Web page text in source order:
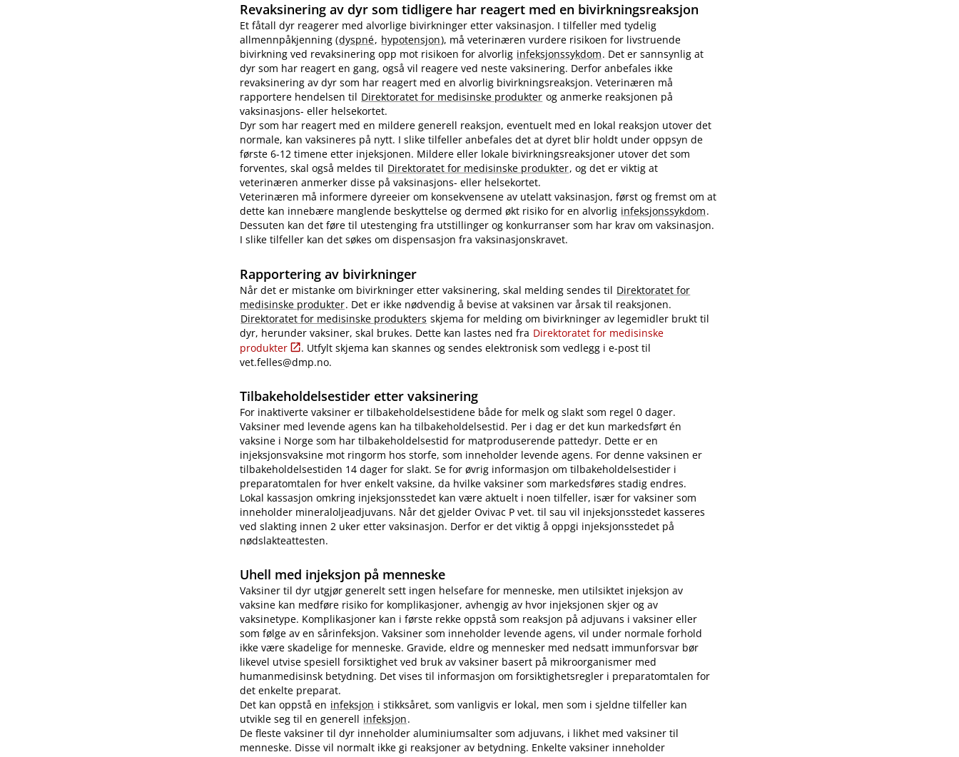
Revaksinering av dyr som tidligere har reagert med en bivirkningsreaksjon
Et fåtall dyr reagerer med alvorlige bivirkninger etter vaksinasjon. I tilfeller med tydelig
allmennpåkjenning (dyspné, hypotensjon), må veterinæren vurdere risikoen for livstruende
bivirkning ved revaksinering opp mot risikoen for alvorlig infeksjonssykdom. Det er sannsynlig at
dyr som har reagert en gang, også vil reagere ved neste vaksinering. Derfor anbefales ikke
revaksinering av dyr som har reagert med en alvorlig bivirkningsreaksjon. Veterinæren må
rapportere hendelsen til Direktoratet for medisinske produkter og anmerke reaksjonen på
vaksinasjons- eller helsekortet.
Dyr som har reagert med en mildere generell reaksjon, eventuelt med en lokal reaksjon utover det
normale, kan vaksineres på nytt. I slike tilfeller anbefales det at dyret blir holdt under oppsyn de
første 6-12 timene etter injeksjonen. Mildere eller lokale bivirkningsreaksjoner utover det som
forventes, skal også meldes til Direktoratet for medisinske produkter, og det er viktig at
veterinæren anmerker disse på vaksinasjons- eller helsekortet.
Veterinæren må informere dyreeier om konsekvensene av utelatt vaksinasjon, først og fremst om at
dette kan innebære manglende beskyttelse og dermed økt risiko for en alvorlig infeksjonssykdom.
Dessuten kan det føre til utestenging fra utstillinger og konkurranser som har krav om vaksinasjon.
I slike tilfeller kan det søkes om dispensasjon fra vaksinasjonskravet.
Rapportering av bivirkninger
Når det er mistanke om bivirkninger etter vaksinering, skal melding sendes til Direktoratet for
medisinske produkter. Det er ikke nødvendig å bevise at vaksinen var årsak til reaksjonen.
Direktoratet for medisinske produkters skjema for melding om bivirkninger av legemidler brukt til
dyr, herunder vaksiner, skal brukes. Dette kan lastes ned fra Direktoratet for medisinske
produkter
. Utfylt skjema kan skannes og sendes elektronisk som vedlegg i e-post til
vet.felles@dmp.no.
Tilbakeholdelsestider etter vaksinering
For inaktiverte vaksiner er tilbakeholdelsestidene både for melk og slakt som regel 0 dager.
Vaksiner med levende agens kan ha tilbakeholdelsestid. Per i dag er det kun markedsført én
vaksine i Norge som har tilbakeholdelsestid for matproduserende pattedyr. Dette er en
injeksjonsvaksine mot ringorm hos storfe, som inneholder levende agens. For denne vaksinen er
tilbakeholdelsestiden 14 dager for slakt. Se for øvrig informasjon om tilbakeholdelsestider i
preparatomtalen for hver enkelt vaksine, da hvilke vaksiner som markedsføres stadig endres.
Lokal kassasjon omkring injeksjonsstedet kan være aktuelt i noen tilfeller, især for vaksiner som
inneholder mineraloljeadjuvans. Når det gjelder Ovivac P vet. til sau vil injeksjonsstedet kasseres
ved slakting innen 2 uker etter vaksinasjon. Derfor er det viktig å oppgi injeksjonsstedet på
nødslakteattesten.
Uhell med injeksjon på menneske
Vaksiner til dyr utgjør generelt sett ingen helsefare for menneske, men utilsiktet injeksjon av
vaksine kan medføre risiko for komplikasjoner, avhengig av hvor injeksjonen skjer og av
vaksinetype. Komplikasjoner kan i første rekke oppstå som reaksjon på adjuvans i vaksiner eller
som følge av en sårinfeksjon. Vaksiner som inneholder levende agens, vil under normale forhold
ikke være skadelige for menneske. Gravide, eldre og mennesker med nedsatt immunforsvar bør
likevel utvise spesiell forsiktighet ved bruk av vaksiner basert på mikroorganismer med
humanmedisinsk betydning. Det vises til informasjon om forsiktighetsregler i preparatomtalen for
det enkelte preparat.
Det kan oppstå en infeksjon i stikksåret, som vanligvis er lokal, men som i sjeldne tilfeller kan
utvikle seg til en generell infeksjon.
De fleste vaksiner til dyr inneholder aluminiumsalter som adjuvans, i likhet med vaksiner til
menneske. Disse vil normalt ikke gi reaksjoner av betydning. Enkelte vaksiner inneholder